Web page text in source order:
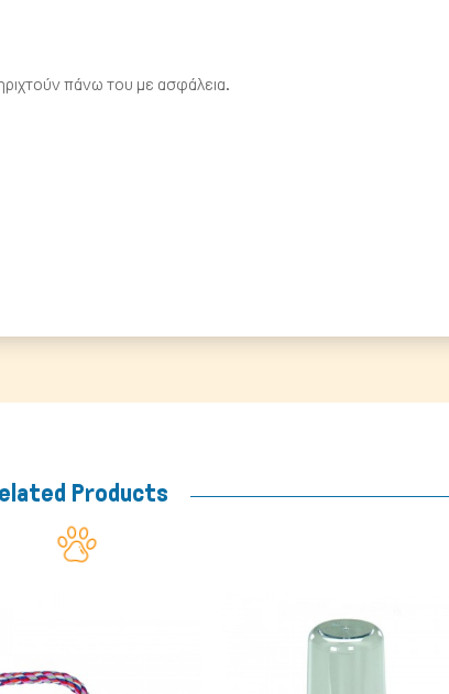
πάνω του με ασφάλεια.
Products